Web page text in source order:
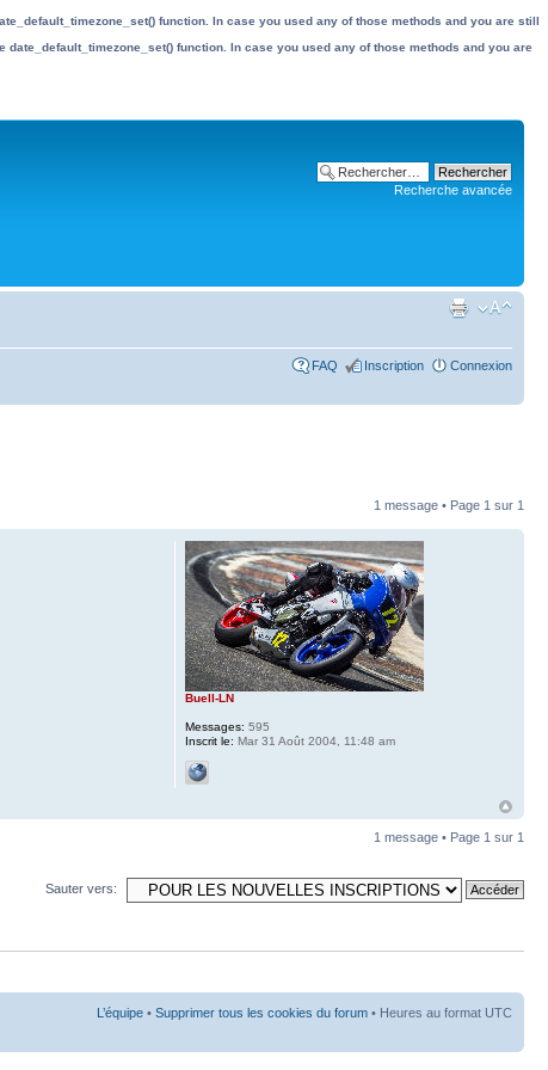
function. In case you used any of those methods and you are still
function. In case you used any of those methods and you are
Recherche avancée
FAQ Inscription Connexion
1 message • Page 1 sur 1
Buell-LN
Messages: 595
Inscrit le: Mar 31 Août 2004, 11:48 am
1 message • Page 1 sur 1
Sauter vers:
L’équipe • Supprimer tous les cookies du forum • Heures au format UTC